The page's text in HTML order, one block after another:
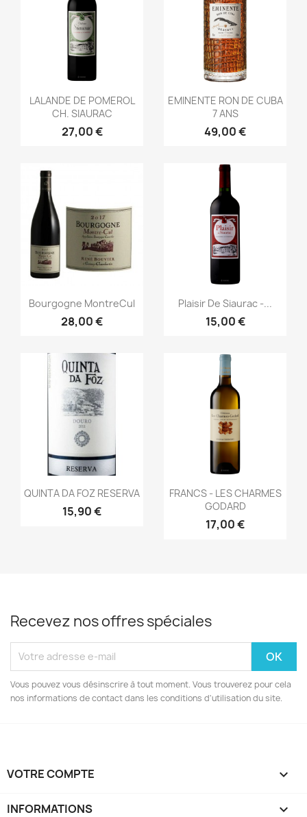
Aperçu rapide
LALANDE DE POMEROL
CH. SIAURAC
27,00 €
Aperçu rapide
EMINENTE RON DE CUBA
7 ANS
49,00 €
Aperçu rapide
Bourgogne MontreCul
28,00 €
Aperçu rapide
Plaisir De Siaurac -...
15,00 €
Aperçu rapide
QUINTA DA FOZ RESERVA
15,90 €
Aperçu rapide
FRANCS - LES CHARMES
GODARD
17,00 €
Recevez nos offres spéciales
Vous pouvez vous désinscrire à tout moment. Vous trouverez pour cela
nos informations de contact dans les conditions d'utilisation du site.
VOTRE COMPTE 
INFORMATIONS keyboard_arrow_down